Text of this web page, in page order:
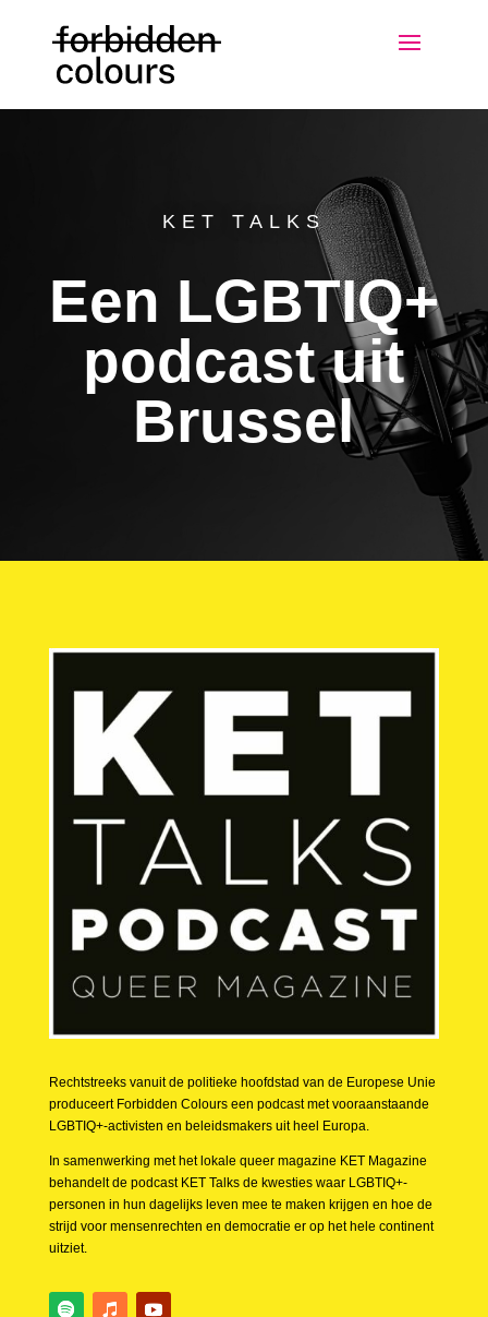
KET TALKS
Een LGBTIQ+
podcast uit
Brussel
Rechtstreeks vanuit de politieke hoofdstad van de Europese Unie
produceert Forbidden Colours een podcast met vooraanstaande
LGBTIQ+-activisten en beleidsmakers uit heel Europa.
In samenwerking met het lokale queer magazine KET Magazine
behandelt de podcast KET Talks de kwesties waar LGBTIQ+-
personen in hun dagelijks leven mee te maken krijgen en hoe de
strijd voor mensenrechten en democratie er op het hele continent
uitziet.